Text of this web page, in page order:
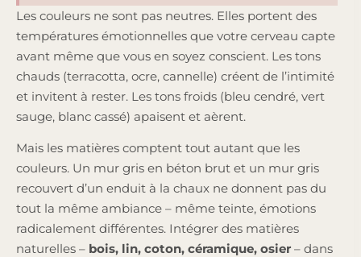
Les couleurs ne sont pas neutres. Elles portent des
températures émotionnelles que votre cerveau capte
avant même que vous en soyez conscient. Les tons
chauds (terracotta, ocre, cannelle) créent de l’intimité
et invitent à rester. Les tons froids (bleu cendré, vert
sauge, blanc cassé) apaisent et aèrent.
Mais les matières comptent tout autant que les
couleurs. Un mur gris en béton brut et un mur gris
recouvert d’un enduit à la chaux ne donnent pas du
tout la même ambiance – même teinte, émotions
radicalement différentes. Intégrer des matières
naturelles – bois, lin, coton, céramique, osier – dans